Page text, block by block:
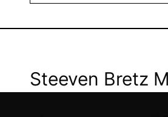
Steeven Bretz